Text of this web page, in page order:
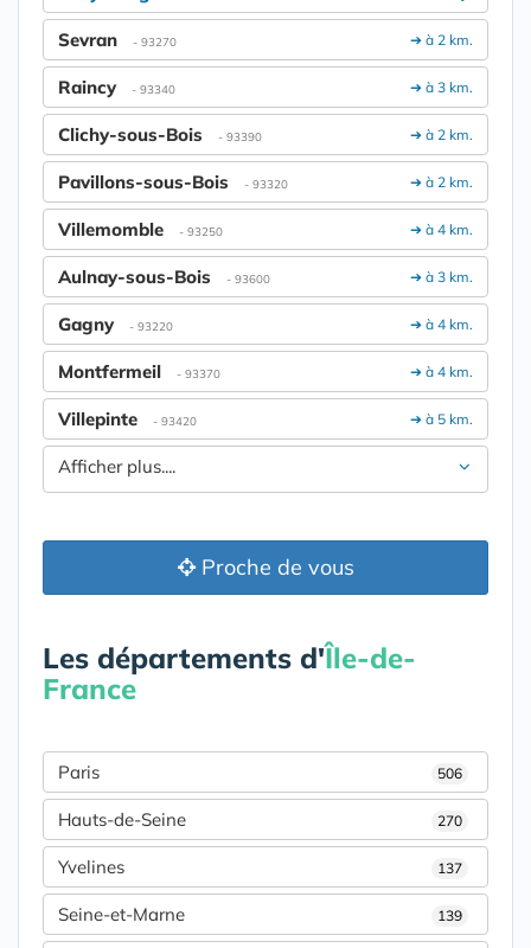
➔ à 2 km.
Sevran - 93270
➔ à 3 km.
Raincy - 93340
➔ à 2 km.
Clichy-sous-Bois - 93390
➔ à 2 km.
Pavillons-sous-Bois - 93320
➔ à 4 km.
Villemomble - 93250
➔ à 3 km.
Aulnay-sous-Bois - 93600
➔ à 4 km.
Gagny - 93220
➔ à 4 km.
Montfermeil - 93370
➔ à 5 km.
Villepinte - 93420
Afficher plus....
Proche de vous
Les départements d'Île-de-
France
Paris 506
Hauts-de-Seine 270
Yvelines 137
Seine-et-Marne 139